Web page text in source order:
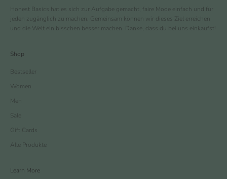
Honest Basics hat es sich zur Aufgabe gemacht, faire Mode einfach und für
jeden zugänglich zu machen. Gemeinsam können wir dieses Ziel erreichen
und die Welt ein bisschen besser machen. Danke, dass du bei uns einkaufst!
Shop
Bestseller
Women
Men
Sale
Gift Cards
Alle Produkte
Learn More